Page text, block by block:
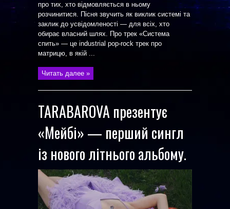
про тих, хто відмовляється в ньому
розчинитися. Пісня звучить як виклик системі та
заклик до усвідомленості — для всіх, хто
обирає власний шлях. Про трек «Система
спить» — це industrial pop-rock трек про
матрицю, в якій ...
Читать далее »
TARABAROVA презентує
«Мейбі» — перший сингл
із нового літнього альбому.